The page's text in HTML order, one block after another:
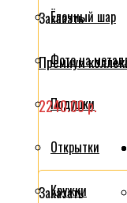
Заказать
Премиум
2240.00 р.
Заказать
Ёлочный шар
Фото на
Подушки
Открытки
Кружки